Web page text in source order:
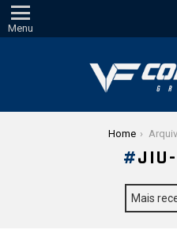
Menu
Home